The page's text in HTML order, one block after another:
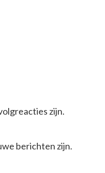
zijn.
berichten zijn.